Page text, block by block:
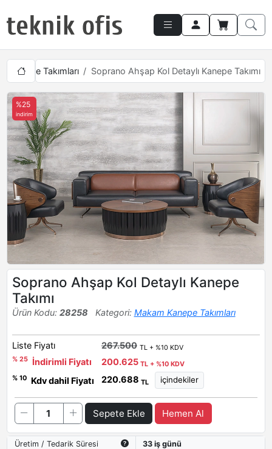
Kanepe Takımları Soprano Ahşap Kol Detaylı Kanepe Takımı
%25
indirim
Soprano Ahşap Kol Detaylı Kanepe
Takımı
Ürün Kodu: 28258 Kategori: Makam Kanepe Takımları
Liste Fiyatı 267.500 TL + %10 KDV
% 25
İndirimli Fiyatı 200.625 TL + %10 KDV
% 10
Kdv dahil Fiyatı 220.688 TL
Sepete Ekle Hemen Al
Üretim / Tedarik Süresi
33 iş günü